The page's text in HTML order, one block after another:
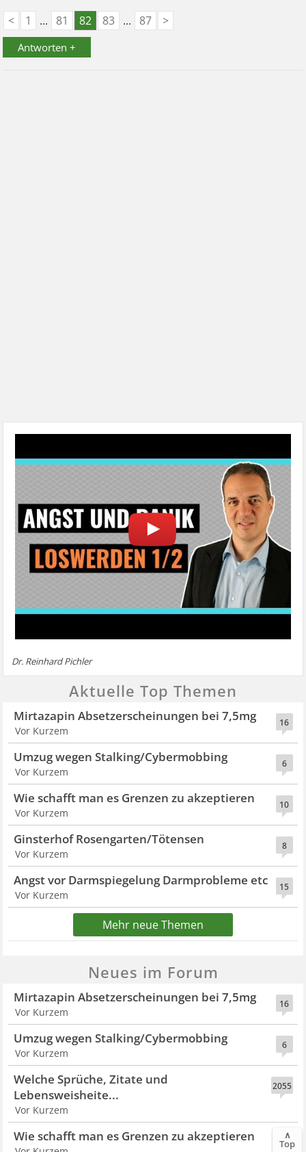
< 1 ... 81 82 83 ... 87 >
Antworten +
Dr. Reinhard Pichler
Aktuelle Top Themen
16
Mirtazapin Absetzerscheinungen bei 7,5mg
Vor Kurzem
6
Umzug wegen Stalking/Cybermobbing
Vor Kurzem
10
Wie schafft man es Grenzen zu akzeptieren
Vor Kurzem
8
Ginsterhof Rosengarten/Tötensen
Vor Kurzem
15
Angst vor Darmspiegelung Darmprobleme etc
Vor Kurzem
Mehr neue Themen
Neues im Forum
16
Mirtazapin Absetzerscheinungen bei 7,5mg
Vor Kurzem
6
Umzug wegen Stalking/Cybermobbing
Vor Kurzem
2055
Welche Sprüche, Zitate und
Lebensweisheite...
Vor Kurzem
10
Wie schafft man es Grenzen zu akzeptieren ∧
Top